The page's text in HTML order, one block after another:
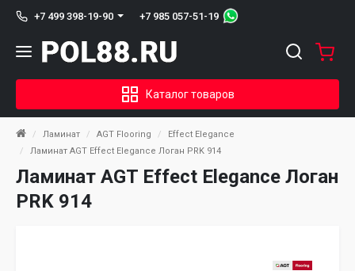
+7 499 398-19-90 +7 985 057-51-19
Каталог товаров
Ламинат AGT Flooring
Effect Elegance
Ламинат AGT Effect Elegance Логан PRK 914
Ламинат AGT Effect Elegance Логан
PRK 914